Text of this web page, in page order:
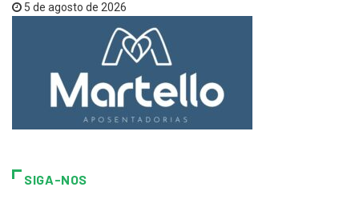
5 de agosto de 2026
SIGA-NOS